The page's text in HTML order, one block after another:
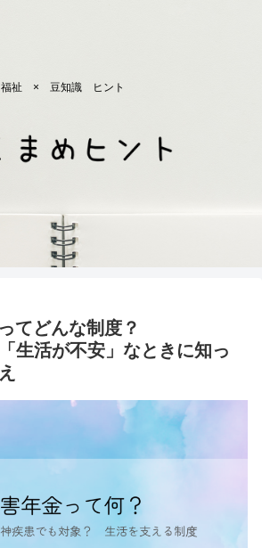
福祉 × 豆知識 ヒント
てどんな制度？
生活が不安」なときに知っ